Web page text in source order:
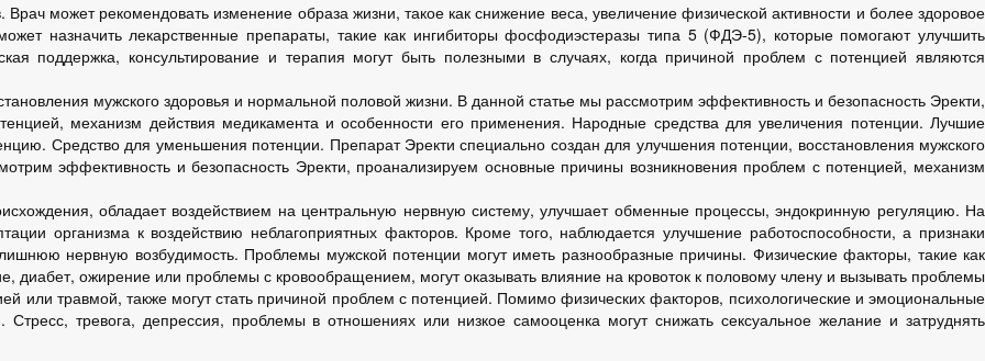
может рекомендовать изменение образа жизни, такое как снижение веса, увеличение физической активности и более здоровое
назначить лекарственные препараты, такие как ингибиторы фосфодиэстеразы типа 5 (ФДЭ-5), которые помогают улучшить
поддержка, консультирование и терапия могут быть полезными в случаях, когда причиной проблем с потенцией являются
мужского здоровья и нормальной половой жизни. В данной статье мы рассмотрим эффективность и безопасность Эректи,
механизм действия медикамента и особенности его применения. Народные средства для увеличения потенции. Лучшие
Средство для уменьшения потенции. Препарат Эректи специально создан для улучшения потенции, восстановления мужского
эффективность и безопасность Эректи, проанализируем основные причины возникновения проблем с потенцией, механизм
обладает воздействием на центральную нервную систему, улучшает обменные процессы, эндокринную регуляцию. На
организма к воздействию неблагоприятных факторов. Кроме того, наблюдается улучшение работоспособности, а признаки
нервную возбудимость. Проблемы мужской потенции могут иметь разнообразные причины. Физические факторы, такие как
диабет, ожирение или проблемы с кровообращением, могут оказывать влияние на кровоток к половому члену и вызывать проблемы
или травмой, также могут стать причиной проблем с потенцией. Помимо физических факторов, психологические и эмоциональные
тревога, депрессия, проблемы в отношениях или низкое самооценка могут снижать сексуальное желание и затруднять